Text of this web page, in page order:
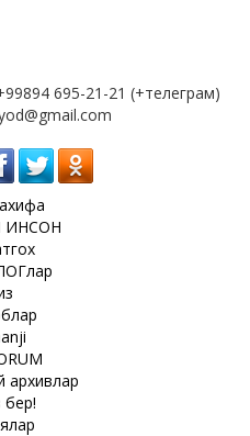
695-21-21 (+телеграм)
ИНСОН
архивлар